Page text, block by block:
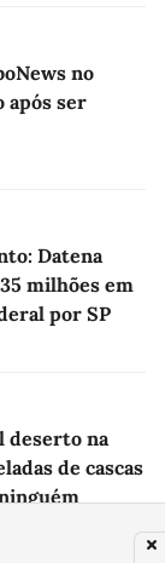
no
após ser
Datena
milhões em
por SP
deserto na
de cascas